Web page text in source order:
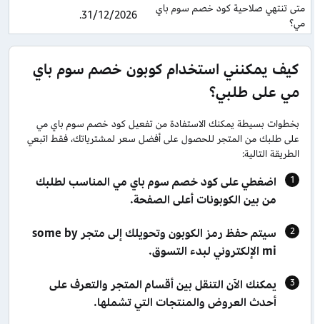
متى تنتهي صلاحية كود خصم سوم باي
مي؟
31/12/2026.
كيف يمكنني استخدام كوبون خصم سوم باي
مي على طلبي؟
بخطوات بسيطة يمكنك الاستفادة من تفعيل كود خصم سوم باي مي
على طلبك من المتجر للحصول على أفضل سعر لمشترياتك، فقط اتبعي
الطريقة التالية:
اضغطي على كود خصم سوم باي مي المناسب لطلبك
من بين الكوبونات أعلى الصفحة.
سيتم حفظ رمز الكوبون وتحويلك إلى متجر some by
mi الإلكتروني لبدء التسوق.
يمكنك الآن التنقل بين أقسام المتجر والتعرف على
أحدث العروض والمنتجات التي تشملها.